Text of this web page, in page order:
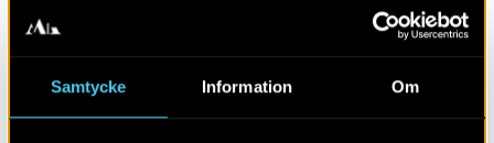
Samtycke Information Om